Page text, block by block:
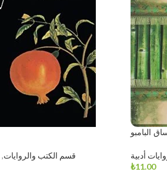
قسم الكتب والروايات,
البامبو
أدبية
₺11.00